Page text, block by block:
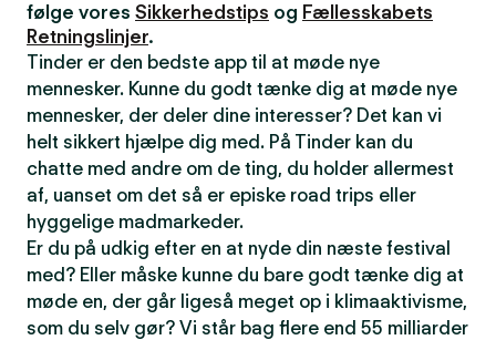
følge vores Sikkerhedstips og Fællesskabets
Retningslinjer.
Tinder er den bedste app til at møde nye
mennesker. Kunne du godt tænke dig at møde nye
mennesker, der deler dine interesser? Det kan vi
helt sikkert hjælpe dig med. På Tinder kan du
chatte med andre om de ting, du holder allermest
af, uanset om det så er episke road trips eller
hyggelige madmarkeder.
Er du på udkig efter en at nyde din næste festival
med? Eller måske kunne du bare godt tænke dig at
møde en, der går ligeså meget op i klimaaktivisme,
som du selv gør? Vi står bag flere end 55 milliarder